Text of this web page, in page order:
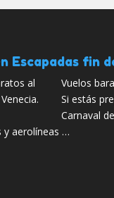
Escapadas fin
Vuelos
Si estás
Carnaval
y aerolíneas …